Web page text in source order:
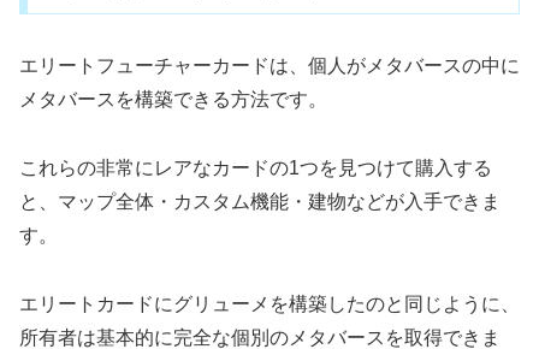
エリートフューチャーカードは、個人がメタバースの中に
メタバースを構築できる方法です。
これらの非常にレアなカードの1つを見つけて購入する
と、マップ全体・カスタム機能・建物などが入手できま
す。
エリートカードにグリューメを構築したのと同じように、
所有者は基本的に完全な個別のメタバースを取得できま